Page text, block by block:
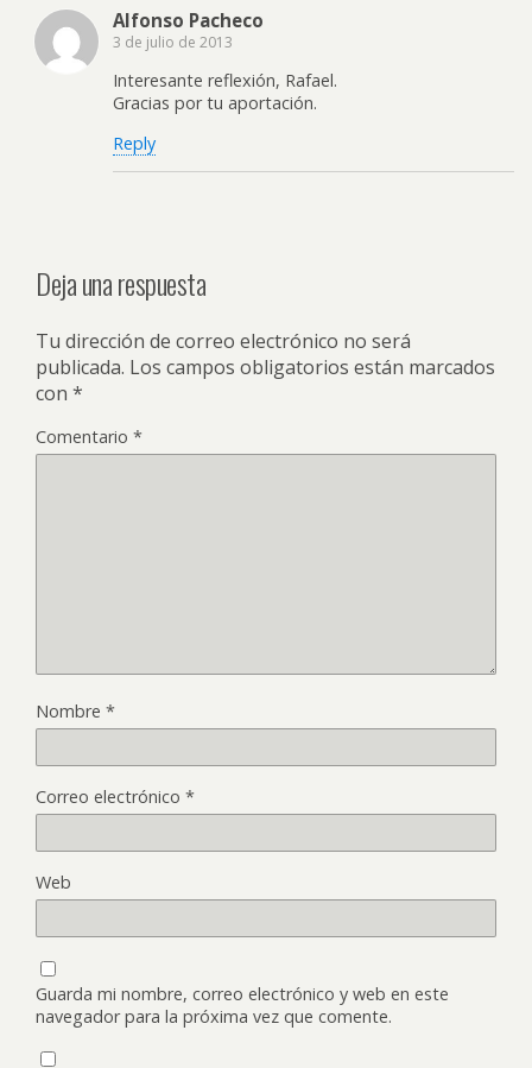
Alfonso Pacheco
3 de julio de 2013
Interesante reflexión, Rafael.
Gracias por tu aportación.
Reply
Deja una respuesta
Tu dirección de correo electrónico no será
publicada. Los campos obligatorios están marcados
con *
Comentario *
Nombre *
Correo electrónico *
Web
Guarda mi nombre, correo electrónico y web en este
navegador para la próxima vez que comente.